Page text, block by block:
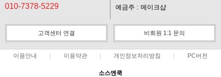
010-7378-5229
예금주 : 메이크샵
고객센터 연결 비회원 1:1 문의
이용안내 이용약관 개인정보처리방침 PC버전
소스엔쿡